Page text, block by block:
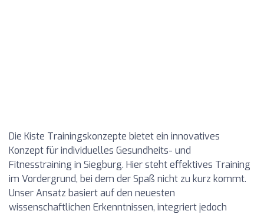
Die Kiste Trainingskonzepte bietet ein innovatives
Konzept für individuelles Gesundheits- und
Fitnesstraining in Siegburg. Hier steht effektives Training
im Vordergrund, bei dem der Spaß nicht zu kurz kommt.
Unser Ansatz basiert auf den neuesten
wissenschaftlichen Erkenntnissen, integriert jedoch